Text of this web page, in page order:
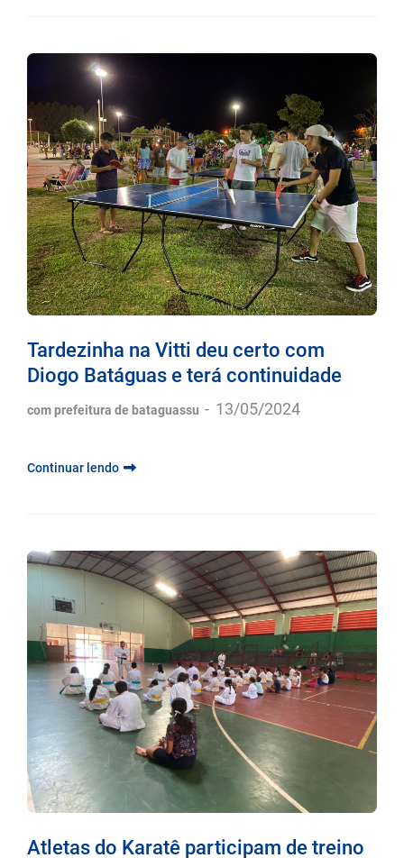
Tardezinha na Vitti deu certo com
Diogo Batáguas e terá continuidade
com prefeitura de bataguassu - 13/05/2024
Continuar lendo
Atletas do Karatê participam de treino